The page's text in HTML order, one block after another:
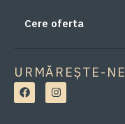
Cere oferta
URMĂREȘTE-NE